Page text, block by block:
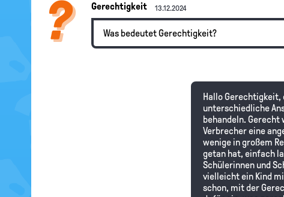
Gerechtigkeit 13.12.2024
Was bedeutet Gerechtigkeit?
Hallo
unterschiedliche
behandeln. Gerecht
Verbrecher eine
wenige in großem
getan hat, einfach
Schülerinnen und
vielleicht ein Kind
schon, mit der